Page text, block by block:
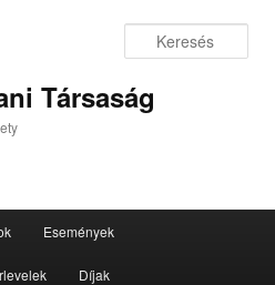
Társaság
Események
Díjak